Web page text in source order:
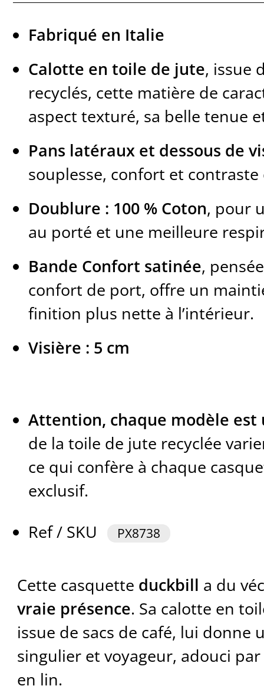
Fabriqué en Italie
Calotte en toile de jute, issue
recyclés, cette matière de
aspect texturé, sa belle tenue
Pans latéraux et dessous de
souplesse, confort et
Doublure : 100 % Coton, pour
au porté et une meilleure
Bande Confort satinée,
confort de port, offre un
finition plus nette à l’intérieur.
Visière : 5 cm
Attention, chaque modèle est
de la toile de jute recyclée
ce qui confère à chaque
exclusif.
Ref / SKU
PX8738
Cette casquette duckbill a du
vraie présence. Sa calotte en
issue de sacs de café, lui donne
singulier et voyageur, adouci
en lin.